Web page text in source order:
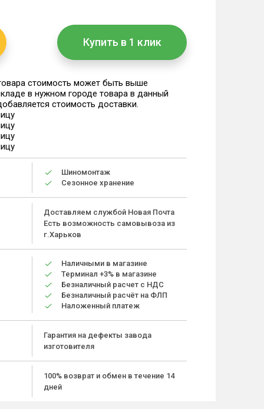
Купить в 1 клик
стоимость может быть выше
в нужном городе товара в данный
стоимость доставки.
Шиномонтаж
Сезонное хранение
Доставляем службой Новая Почта
Есть возможность самовывоза из
г.Харьков
Наличными в магазине
Терминал +3% в магазине
Безналичный расчет с НДС
Безналичный расчёт на ФЛП
Наложенный платеж
Гарантия на дефекты завода
изготовителя
100% возврат и обмен в течение 14
дней